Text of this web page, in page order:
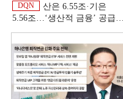
DQN
산은 6.55조·기은
5.56조…‘생산적 금융ʼ 공급